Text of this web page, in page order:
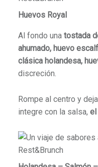
Huevos Royal
Al fondo una tostada
ahumado, huevo
clásica holandesa,
discreción.
Rompe al centro y
integre con la salsa, el